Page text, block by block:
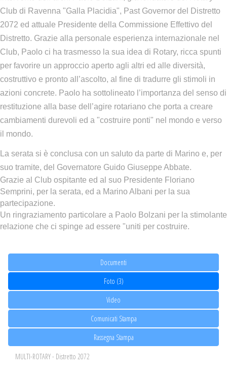
Club di Ravenna "Galla Placidia", Past Governor del Distretto
2072 ed attuale Presidente della Commissione Effettivo del
Distretto. Grazie alla personale esperienza internazionale nel
Club, Paolo ci ha trasmesso la sua idea di Rotary, ricca spunti
per favorire un approccio aperto agli altri ed alle diversità,
costruttivo e pronto all’ascolto, al fine di tradurre gli stimoli in
azioni concrete. Paolo ha sottolineato l’importanza del senso di
restituzione alla base dell’agire rotariano che porta a creare
cambiamenti durevoli ed a "costruire ponti" nel mondo e verso
il mondo.
La serata si è conclusa con un saluto da parte di Marino e, per
suo tramite, del Governatore Guido Giuseppe Abbate.
Grazie al Club ospitante ed al suo Presidente Floriano
Semprini, per la serata, ed a Marino Albani per la sua
partecipazione.
Un ringraziamento particolare a Paolo Bolzani per la stimolante
relazione che ci spinge ad essere "uniti per costruire.
Documenti
Foto (3)
Video
Comunicati Stampa
Rassegna Stampa
MULTI-ROTARY - Distretto 2072